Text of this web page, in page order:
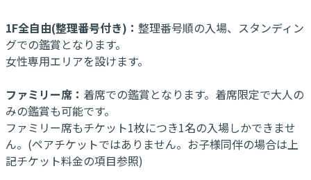
1F全自由(整理番号付き)： 整理番号順の入場、スタンディン
グでの鑑賞となります。
女性専用エリアを設けます。
ファミリー席： 着席での鑑賞となります。着席限定で大人の
みの鑑賞も可能です。
ファミリー席もチケット1枚につき1名の入場しかできませ
ん。(ペアチケットではありません。お子様同伴の場合は上
記チケット料金の項目参照)